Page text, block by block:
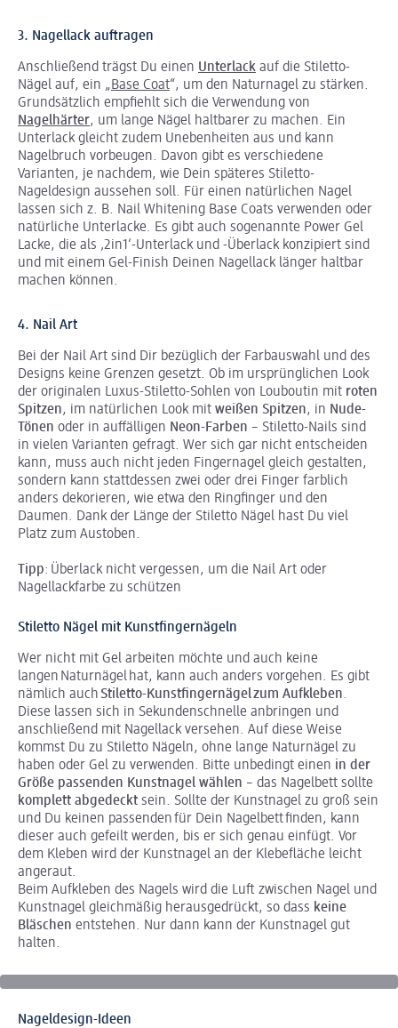
3. Nagellack auftragen
Anschließend trägst Du einen Unterlack auf die Stiletto-
Nägel auf, ein „Base Coat“, um den Naturnagel zu stärken.
Grundsätzlich empfiehlt sich die Verwendung von
Nagelhärter, um lange Nägel haltbarer zu machen. Ein
Unterlack gleicht zudem Unebenheiten aus und kann
Nagelbruch vorbeugen. Davon gibt es verschiedene
Varianten, je nachdem, wie Dein späteres Stiletto-
Nageldesign aussehen soll. Für einen natürlichen Nagel
lassen sich z. B. Nail Whitening Base Coats verwenden oder
natürliche Unterlacke. Es gibt auch sogenannte Power Gel
Lacke, die als ‚2in1‘-Unterlack und -Überlack konzipiert sind
und mit einem Gel-Finish Deinen Nagellack länger haltbar
machen können.
4. Nail Art
Bei der Nail Art sind Dir bezüglich der Farbauswahl und des
Designs keine Grenzen gesetzt. Ob im ursprünglichen Look
der originalen Luxus-Stiletto-Sohlen von Louboutin mit roten
Spitzen, im natürlichen Look mit weißen Spitzen, in Nude-
Tönen oder in auffälligen Neon-Farben – Stiletto-Nails sind
in vielen Varianten gefragt. Wer sich gar nicht entscheiden
kann, muss auch nicht jeden Fingernagel gleich gestalten,
sondern kann stattdessen zwei oder drei Finger farblich
anders dekorieren, wie etwa den Ringfinger und den
Daumen. Dank der Länge der Stiletto Nägel hast Du viel
Platz zum Austoben.
Tipp: Überlack nicht vergessen, um die Nail Art oder
Nagellackfarbe zu schützen
Stiletto Nägel mit Kunstfingernägeln
Wer nicht mit Gel arbeiten möchte und auch keine
langen Naturnägel hat, kann auch anders vorgehen. Es gibt
nämlich auch Stiletto-Kunstfingernägel zum Aufkleben.
Diese lassen sich in Sekundenschnelle anbringen und
anschließend mit Nagellack versehen. Auf diese Weise
kommst Du zu Stiletto Nägeln, ohne lange Naturnägel zu
haben oder Gel zu verwenden. Bitte unbedingt einen in der
Größe passenden Kunstnagel wählen – das Nagelbett sollte
komplett abgedeckt sein. Sollte der Kunstnagel zu groß sein
und Du keinen passenden für Dein Nagelbett finden, kann
dieser auch gefeilt werden, bis er sich genau einfügt. Vor
dem Kleben wird der Kunstnagel an der Klebefläche leicht
angeraut.
Beim Aufkleben des Nagels wird die Luft zwischen Nagel und
Kunstnagel gleichmäßig herausgedrückt, so dass keine
Bläschen entstehen. Nur dann kann der Kunstnagel gut
halten.
Nageldesign-Ideen